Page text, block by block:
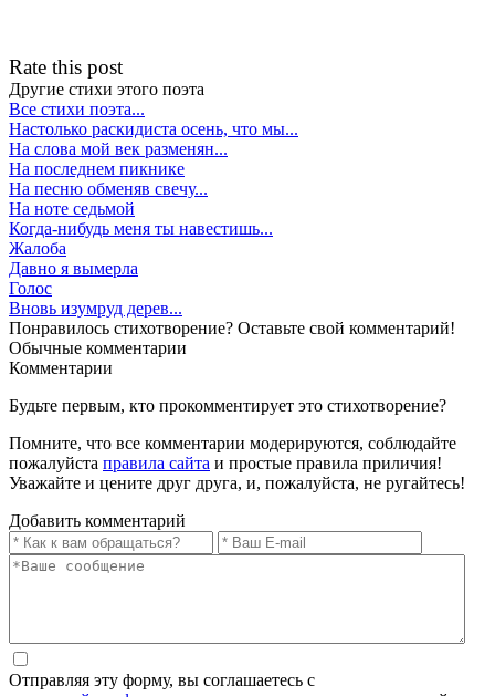
Rate this post
Другие стихи этого поэта
Все стихи поэта...
Настолько раскидиста осень, что мы...
На слова мой век разменян...
На последнем пикнике
На песню обменяв свечу...
На ноте седьмой
Когда-нибудь меня ты навестишь...
Жалоба
Давно я вымерла
Голос
Вновь изумруд дерев...
Понравилось стихотворение? Оставьте свой комментарий!
Обычные комментарии
Комментарии
Будьте первым, кто прокомментирует это стихотворение?
Помните, что все комментарии модерируются, соблюдайте
пожалуйста правила сайта и простые правила приличия!
Уважайте и цените друг друга, и, пожалуйста, не ругайтесь!
Добавить комментарий
Отправляя эту форму, вы соглашаетесь с